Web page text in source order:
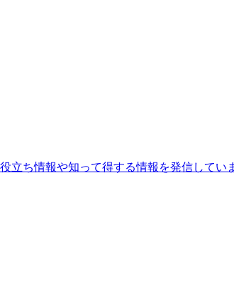
立ち情報や知って得する情報を発信してい